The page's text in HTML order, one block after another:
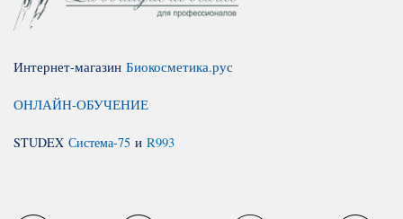
Интернет-магазин Биокосметика.рус
ОНЛАЙН-ОБУЧЕНИЕ
STUDEX Система-75 и R993